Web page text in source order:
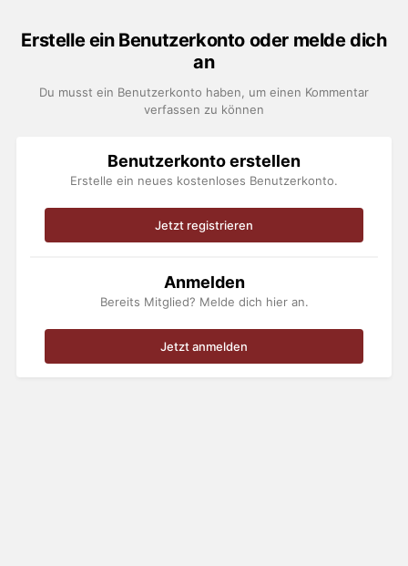
Erstelle ein Benutzerkonto oder melde dich
an
Du musst ein Benutzerkonto haben, um einen Kommentar
verfassen zu können
Benutzerkonto erstellen
Erstelle ein neues kostenloses Benutzerkonto.
Jetzt registrieren
Anmelden
Bereits Mitglied? Melde dich hier an.
Jetzt anmelden